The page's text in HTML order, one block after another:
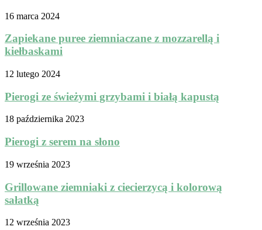
16 marca 2024
Zapiekane puree ziemniaczane z mozzarellą i
kiełbaskami
12 lutego 2024
Pierogi ze świeżymi grzybami i białą kapustą
18 października 2023
Pierogi z serem na słono
19 września 2023
Grillowane ziemniaki z ciecierzycą i kolorową
sałatką
12 września 2023